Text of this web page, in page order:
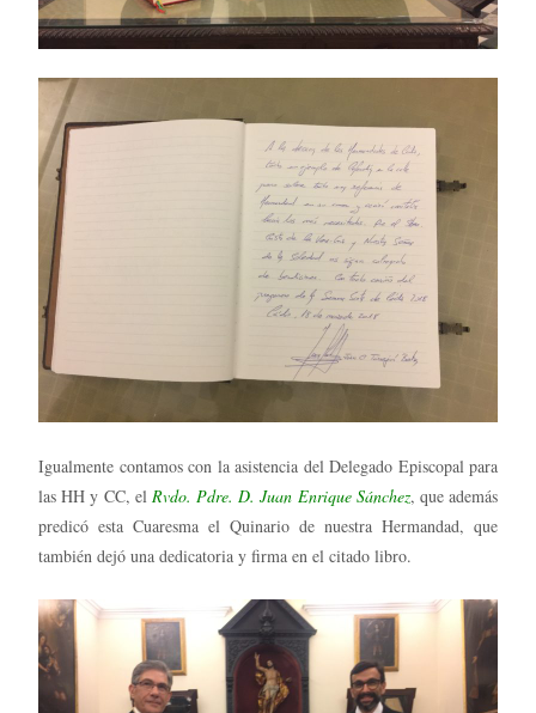
Igualmente contamos con la asistencia del Delegado Episcopal para
las HH y CC, el Rvdo. Pdre. D. Juan Enrique Sánchez, que además
predicó esta Cuaresma el Quinario de nuestra Hermandad, que
también dejó una dedicatoria y firma en el citado libro.